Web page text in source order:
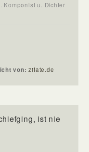
Komponist u. Dichter
von:zitate.de
ist nie